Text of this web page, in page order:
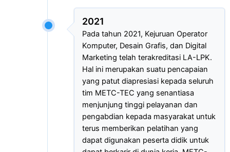
2021
Pada tahun 2021, Kejuruan Operator
Komputer, Desain Grafis, dan Digital
Marketing telah terakreditasi LA-LPK.
Hal ini merupakan suatu pencapaian
yang patut diapresiasi kepada seluruh
tim METC-TEC yang senantiasa
menjunjung tinggi pelayanan dan
pengabdian kepada masyarakat untuk
terus memberikan pelatihan yang
dapat digunakan peserta didik untuk